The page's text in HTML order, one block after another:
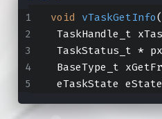
void vTaskGetInfo(
TaskHandle_t
TaskStatus_t *
BaseType_t
eTaskState